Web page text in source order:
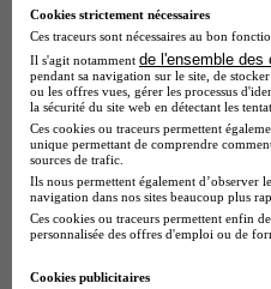
Cookies strictement nécessaires
Ces traceurs sont nécessaires au bon
Il s'agit notamment de l'ensemble des
pendant sa navigation sur le site, de
ou les offres vues, gérer les processus
la sécurité du site web en détectant les
Ces cookies ou traceurs permettent
unique permettant de comprendre
sources de trafic.
Ils nous permettent également d’observer
navigation dans nos sites beaucoup plus
Ces cookies ou traceurs permettent enfin
personnalisée des offres d'emploi ou de
Cookies publicitaires